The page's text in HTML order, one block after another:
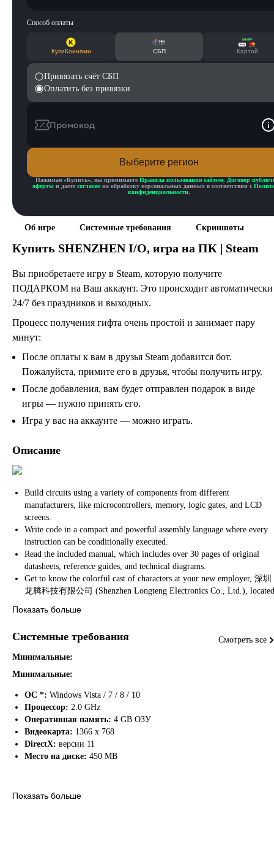
Об игре Системные требования Скриншоты
Купить SHENZHEN I/O, игра на ПК | Steam
Вы приобретаете игру в Steam, которую получите
ПОДАРКОМ на Ваш аккаунт. Это происходит автоматически
24/7 без праздников и выходных.
Процесс получения гифта очень простой и занимает пару
минут:
После оплаты к вам в друзья Steam добавится бот.
Пожалуйста, примите его в друзья, чтобы получить игру.
После добавления, вам будет отправлен подарок в виде
игры — нужно принять его.
Игра у вас на аккаунте — можно играть.
Описание
Build circuits using a variety of components from different
manufacturers, like microcontrollers, memory, logic gates, and LCD
screens.
Write code in a compact and powerful assembly language where every
instruction can be conditionally executed.
Read the included manual, which includes over 30 pages of original
datasheets, reference guides, and technical diagrams.
Get to know the colorful cast of characters at your new employer, 深圳
龙腾科技有限公司 (Shenzhen Longteng Electronics Co., Ltd.), located
Get creative! Design and test your own games and devices in the
Engineering is hard! Take a break and play a brand-new twist on
Показать больше
Системные требования
Смотреть все
Минимальные:
Минимальные:
ОС *: Windows Vista / 7 / 8 / 10
Процессор: 2.0 GHz
Оперативная память: 4 GB ОЗУ
Видеокарта: 1366 x 768
DirectX: версии 11
Место на диске: 450 MB
Рекомендуемые:
Показать больше
Способ оплаты
КупиКоинами СБП Картой
Привязать счёт СБП
Оплатить без привязки
Промокод
Выберите регион
Нажимая «Купить», вы принимаете Правила пользования сайтом, Договор
оферты и даете согласие на обработку персональных данных в соответствии с
конфиденциальности.